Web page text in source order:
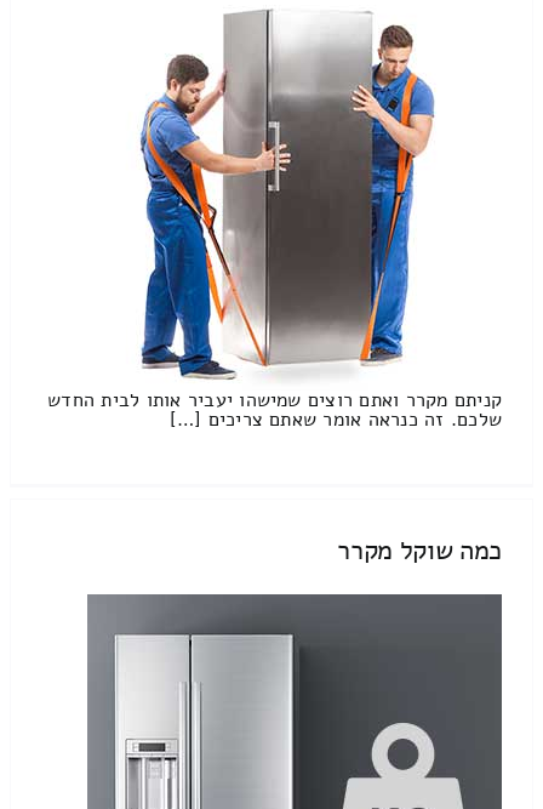
קניתם מקרר ואתם רוצים שמישהו יעביר אותו לבית החדש
שלכם. זה כנראה אומר שאתם צריכים […]
כמה שוקל מקרר